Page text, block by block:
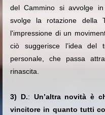
del Cammino si avvolge
svolge la rotazione della
l'impressione di un
ciò suggerisce l’idea del
personale, che passa
rinascita.
3) D.: Un’altra novità è
vincitore in quanto tutti